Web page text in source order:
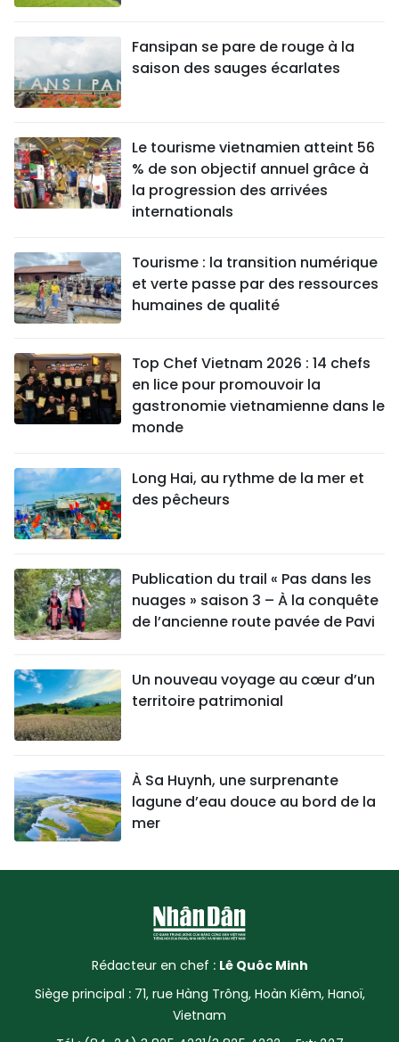
Fansipan se pare de rouge à la
saison des sauges écarlates
Le tourisme vietnamien atteint 56
% de son objectif annuel grâce à
la progression des arrivées
internationals
Tourisme : la transition numérique
et verte passe par des ressources
humaines de qualité
Top Chef Vietnam 2026 : 14 chefs
en lice pour promouvoir la
gastronomie vietnamienne dans le
monde
Long Hai, au rythme de la mer et
des pêcheurs
Publication du trail « Pas dans les
nuages » saison 3 – À la conquête
de l’ancienne route pavée de Pavi
Un nouveau voyage au cœur d’un
territoire patrimonial
À Sa Huynh, une surprenante
lagune d’eau douce au bord de la
mer
Rédacteur en chef : Lê Quôc Minh
Siège principal : 71, rue Hàng Trông, Hoàn Kiêm, Hanoï,
Vietnam